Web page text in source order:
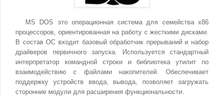
MS DOS это операционная система для семейства x86
процессоров, ориентированная на работу с жесткими дисками.
В состав ОС входит базовый обработчик прерываний и набор
драйверов первичного запуска. Используется стандартный
интерпретатор командной строки и библиотека утилит по
взаимодействию с файлами накопителей. Обеспечивает
поддержку устройств ввода, вывода, позволяет загружать
сторонние модули для расширения функциональности.